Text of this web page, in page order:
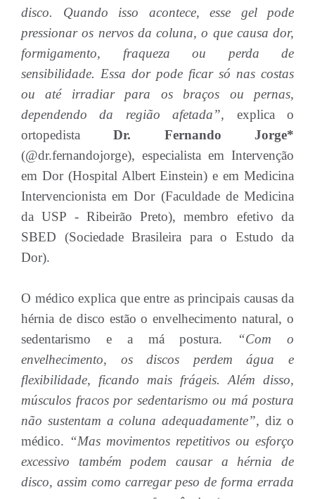
disco. Quando isso acontece, esse gel pode
pressionar os nervos da coluna, o que causa dor,
formigamento, fraqueza ou perda de
sensibilidade. Essa dor pode ficar só nas costas
ou até irradiar para os braços ou pernas,
dependendo da região afetada”, explica o
ortopedistaDr. Fernando Jorge*
(@dr.fernandojorge), especialista em Intervenção
em Dor (Hospital Albert Einstein) e em Medicina
Intervencionista em Dor (Faculdade de Medicina
da USP - Ribeirão Preto), membro efetivo da
SBED (Sociedade Brasileira para o Estudo da
Dor).
O médico explica que entre as principais causas da
hérnia de disco estão o envelhecimento natural, o
sedentarismo e a má postura. “Com o
envelhecimento, os discos perdem água e
flexibilidade, ficando mais frágeis. Além disso,
músculos fracos por sedentarismo ou má postura
não sustentam a coluna adequadamente”, diz o
médico. “Mas movimentos repetitivos ou esforço
excessivo também podem causar a hérnia de
disco, assim como carregar peso de forma errada